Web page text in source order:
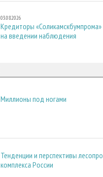
03.08.2026
Кредиторы
на введении наблюдения
Миллионы под ногами
Тенденции и перспективы
комплекса России